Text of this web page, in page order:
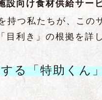
設向け食材供給サー
持つ私たちが、この
目利き」の根拠を詳
る「特助くん